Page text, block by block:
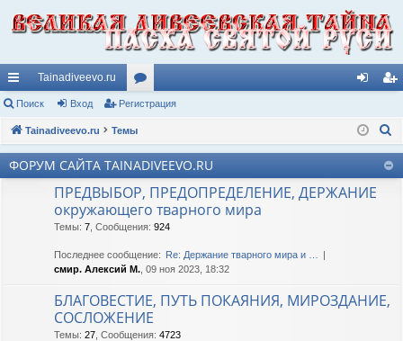
с
ы
лк
Tainadiveevo.ru
ор
ум
ы
д ис
тр
Поиск Вход Регистрация
Tainadiveevo.ru Темы
ФОРУМ САЙТА TAINADIVEEVO.RU
ПРЕДВЫБОР, ПРЕДОПРЕДЕЛЕНИЕ, ДЕРЖАНИЕ
окружающего тварного мира
Темы: 7 Сообщения: 924
Последнее сообщение: Re: Держание тварного мира и …
смир. Алексий М. , 09 ноя 2023, 18:32
БЛАГОВЕСТИЕ, ПУТЬ ПОКАЯНИЯ, МИРОЗДАНИЕ,
СОСЛОЖЕНИЕ
Темы: 27 Сообщения: 4723